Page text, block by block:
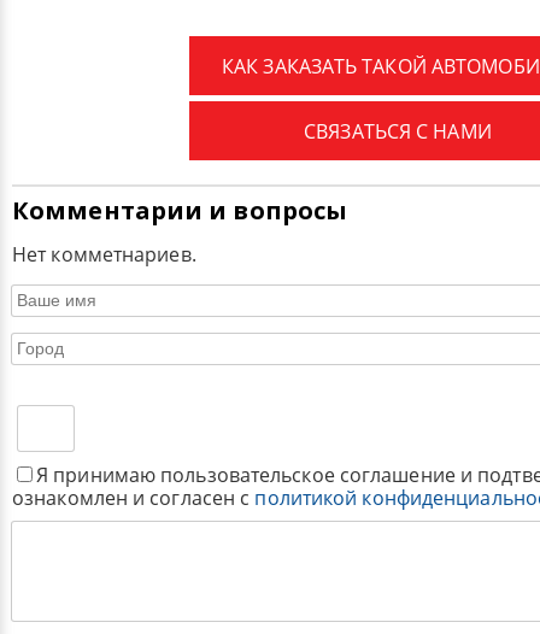
КАК ЗАКАЗАТЬ ТАКОЙ
СВЯЗАТЬСЯ С НАМИ
Комментарии и вопросы
Нет комметнариев.
Я принимаю пользовательское соглашение и
ознакомлен и согласен с политикой